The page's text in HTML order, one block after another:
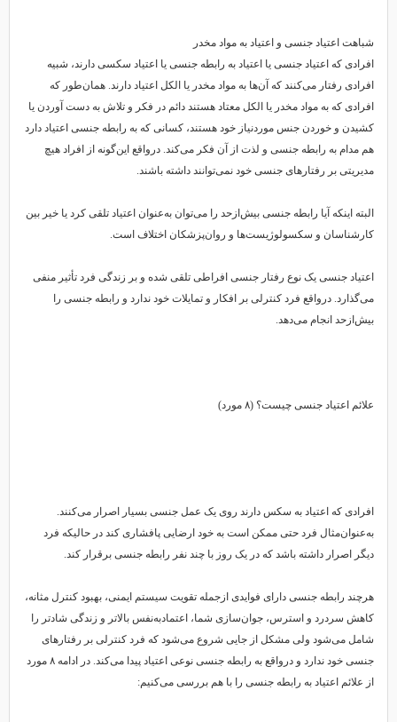
شباهت اعتیاد جنسی و اعتیاد به مواد مخدر
افرادی که اعتیاد جنسی یا اعتیاد به رابطه جنسی یا اعتیاد سکسی دارند، شبیه
افرادی رفتار می‌کنند که آن‌ها به مواد مخدر یا الکل اعتیاد دارند. همان‌طور که
افرادی که به مواد مخدر یا الکل معتاد هستند دائم در فکر و تلاش به دست آوردن یا
کشیدن و خوردن جنس موردنیاز خود هستند، کسانی که به رابطه جنسی اعتیاد دارد
هم مدام به رابطه جنسی و لذت از آن فکر می‌کند. درواقع این‌گونه از افراد هیچ
مدیریتی بر رفتارهای جنسی خود نمی‌توانند داشته باشند.
البته اینکه آیا رابطه جنسی بیش‌ازحد را می‌توان به‌عنوان اعتیاد تلقی کرد یا خیر بین
کارشناسان و سکسولوژیست‌ها و روان‌پزشکان اختلاف است.
اعتیاد جنسی یک نوع رفتار جنسی افراطی تلقی شده و بر زندگی فرد تأثیر منفی
می‌گذارد. درواقع فرد کنترلی بر افکار و تمایلات خود ندارد و رابطه جنسی را
بیش‌ازحد انجام می‌دهد.
علائم اعتیاد جنسی چیست؟ (۸ مورد)
افرادی که اعتیاد به سکس دارند روی یک عمل جنسی بسیار اصرار می‌کنند.‌
به‌عنوان‌مثال فرد حتی ممکن است به خود ارضایی پافشاری کند در حالیکه فرد
دیگر اصرار داشته باشد که در یک روز با چند نفر رابطه جنسی برقرار کند.
هرچند رابطه جنسی دارای فوایدی ازجمله تقویت سیستم ایمنی، بهبود کنترل مثانه،
کاهش سردرد و استرس، جوان‌سازی شما، اعتمادبه‌نفس بالاتر و زندگی شادتر را
شامل می‌شود ولی مشکل از جایی شروع می‌شود که فرد کنترلی بر رفتارهای
جنسی خود ندارد و درواقع به رابطه جنسی نوعی اعتیاد پیدا می‌کند. در ادامه ۸ مورد
از علائم اعتیاد به رابطه جنسی را با هم بررسی می‌کنیم: